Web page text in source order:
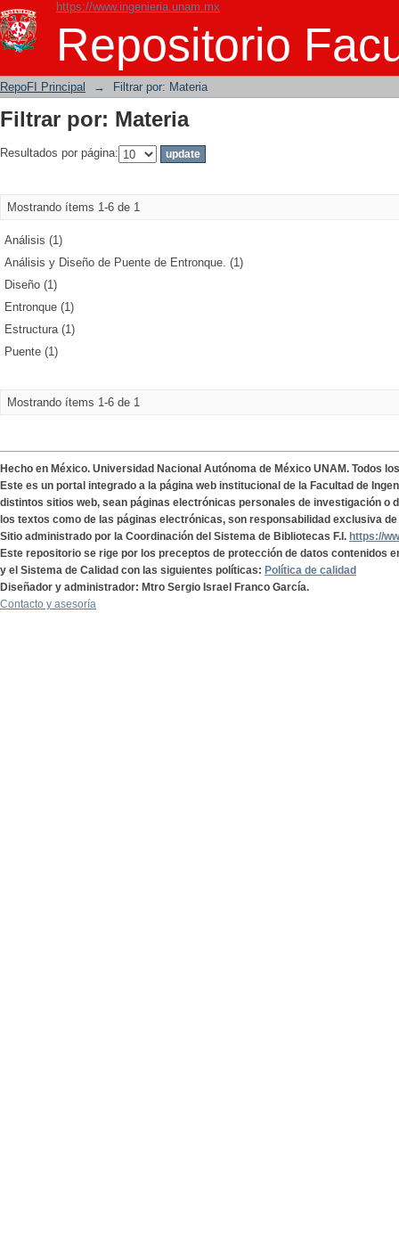
https://www.ingenieria.unam.mx
Repositorio
Filtrar por: Materia
RepoFI Principal → Filtrar por: Materia
Filtrar por: Materia
Resultados por página:
Mostrando ítems 1-6 de 1
Análisis (1)
Análisis y Diseño de Puente de Entronque. (1)
Diseño (1)
Entronque (1)
Estructura (1)
Puente (1)
Mostrando ítems 1-6 de 1
Hecho en México. Universidad Nacional Autónoma de México UNAM. Todos
Este es un portal integrado a la página web institucional de la Facultad de
distintos sitios web, sean páginas electrónicas personales de investigación o
los textos como de las páginas electrónicas, son responsabilidad exclusiva
Sitio administrado por la Coordinación del Sistema de Bibliotecas F.I. https://
Este repositorio se rige por los preceptos de protección de datos contenidos
y el Sistema de Calidad con las siguientes políticas: Política de calidad
Diseñador y administrador: Mtro Sergio Israel Franco García.
Contacto y asesoría